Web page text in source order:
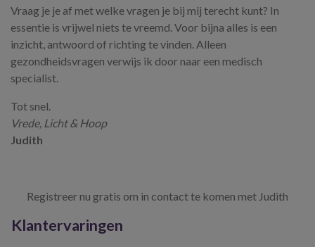
Vraag je je af met welke vragen je bij mij terecht kunt? In
essentie is vrijwel niets te vreemd. Voor bijna alles is een
inzicht, antwoord of richting te vinden. Alleen
gezondheidsvragen verwijs ik door naar een medisch
specialist.
Tot snel.
Vrede, Licht & Hoop
Judith
Registreer nu gratis om in contact te komen met Judith
Klantervaringen